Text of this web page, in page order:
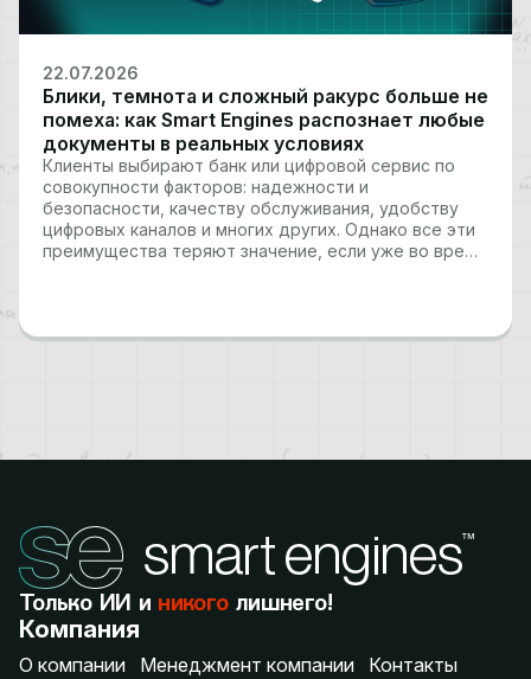
22.07.2026
Блики, темнота и сложный ракурс больше не
помеха: как Smart Engines распознает любые
документы в реальных условиях
Клиенты выбирают банк или цифровой сервис по
совокупности факторов: надежности и
безопасности, качеству обслуживания, удобству
цифровых каналов и многих других. Однако все эти
преимущества теряют значение, если уже во время
водительское удостоверение, клиент может
Только ИИ и никоголишнего!
Компания
О компании Менеджмент компании
Контакты